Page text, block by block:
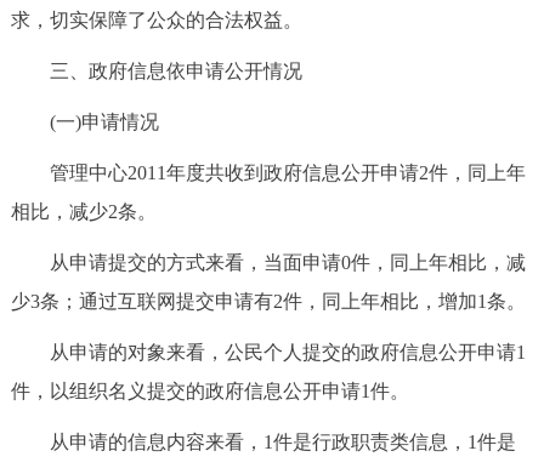
求，切实保障了公众的合法权益。
三、政府信息依申请公开情况
(一)申请情况
管理中心2011年度共收到政府信息公开申请2件，同上年
相比，减少2条。
从申请提交的方式来看，当面申请0件，同上年相比，减
少3条；通过互联网提交申请有2件，同上年相比，增加1条。
从申请的对象来看，公民个人提交的政府信息公开申请1
件，以组织名义提交的政府信息公开申请1件。
从申请的信息内容来看，1件是行政职责类信息，1件是